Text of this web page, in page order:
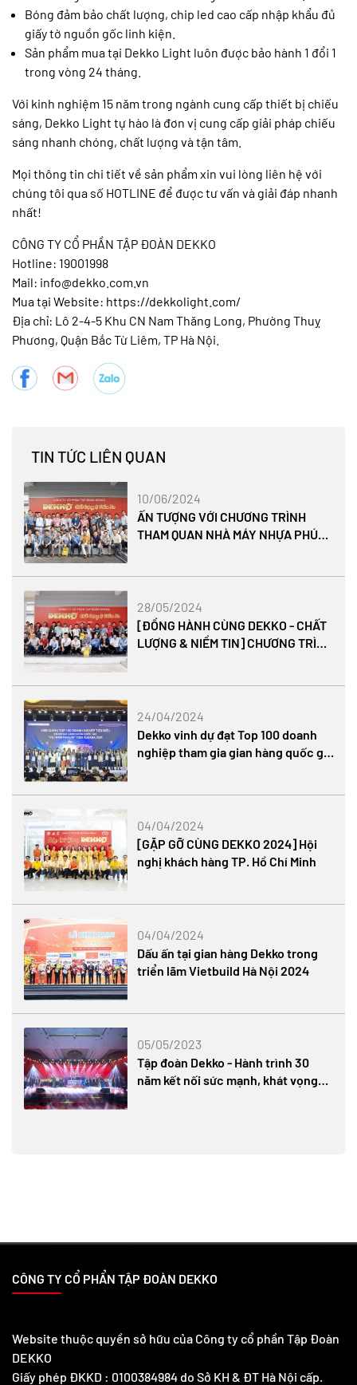
Bóng đảm bảo chất lượng, chip led cao cấp nhập khẩu đủ
giấy tờ nguồn gốc linh kiện.
Sản phẩm mua tại Dekko Light luôn được bảo hành 1 đổi 1
trong vòng 24 tháng.
Với kinh nghiệm 15 năm trong ngành cung cấp thiết bị chiếu
sáng, Dekko Light tự hào là đơn vị cung cấp giải pháp chiếu
sáng nhanh chóng, chất lượng và tận tâm.
Mọi thông tin chi tiết về sản phẩm xin vui lòng liên hệ với
chúng tôi qua số HOTLINE để được tư vấn và giải đáp nhanh
nhất!
CÔNG TY CỔ PHẦN TẬP ĐOÀN DEKKO
Hotline: 19001998
Mail: info@dekko.com.vn
Mua tại Website: https://dekkolight.com/
Địa chỉ: Lô 2-4-5 Khu CN Nam Thăng Long, Phường Thuỵ
Phương, Quận Bắc Từ Liêm, TP Hà Nội.
TIN TỨC LIÊN QUAN
10/06/2024
ẤN TƯỢNG VỚI CHƯƠNG TRÌNH
THAM QUAN NHÀ MÁY NHỰA PHÚC
28/05/2024
[ĐỒNG HÀNH CÙNG DEKKO - CHẤT
LƯỢNG & NIỀM TIN] CHƯƠNG TRÌNH
24/04/2024
Dekko vinh dự đạt Top 100 doanh
nghiệp tham gia gian hàng quốc gia
04/04/2024
[GẶP GỠ CÙNG DEKKO 2024] Hội
nghị khách hàng TP. Hồ Chí Minh
04/04/2024
Dấu ấn tại gian hàng Dekko trong
triển lãm Vietbuild Hà Nội 2024
05/05/2023
Tập đoàn Dekko - Hành trình 30
năm kết nối sức mạnh, khát vọng
CÔNG TY CỔ PHẨN TẬP ĐOÀN DEKKO
Website thuộc quyền sở hữu của Công ty cổ phần Tập Đoàn
DEKKO
Giấy phép ĐKKD : 0100384984 do Sở KH & ĐT Hà Nội cấp.